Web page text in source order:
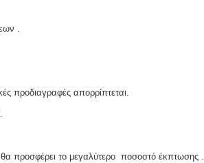
.
προδιαγραφές απορρίπτεται.
προσφέρει το μεγαλύτερο ποσοστό έκπτωσης .